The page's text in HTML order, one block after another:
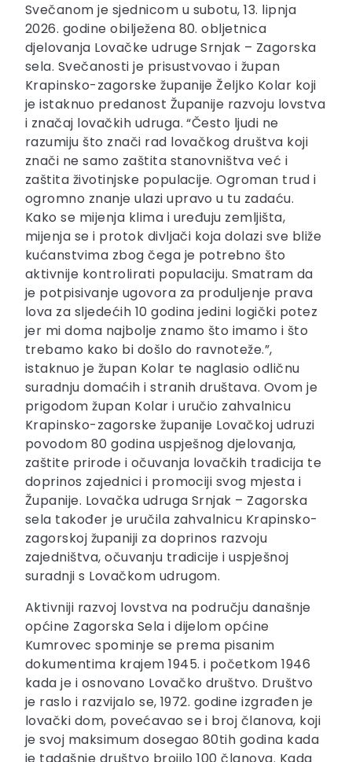
Svečanom je sjednicom u subotu, 13. lipnja
2026. godine obilježena 80. obljetnica
djelovanja Lovačke udruge Srnjak – Zagorska
sela. Svečanosti je prisustvovao i župan
Krapinsko-zagorske županije Željko Kolar koji
je istaknuo predanost Županije razvoju lovstva
i značaj lovačkih udruga. “Često ljudi ne
razumiju što znači rad lovačkog društva koji
znači ne samo zaštita stanovništva već i
zaštita životinjske populacije. Ogroman trud i
ogromno znanje ulazi upravo u tu zadaću.
Kako se mijenja klima i uređuju zemljišta,
mijenja se i protok divljači koja dolazi sve bliže
kućanstvima zbog čega je potrebno što
aktivnije kontrolirati populaciju. Smatram da
je potpisivanje ugovora za produljenje prava
lova za sljedećih 10 godina jedini logički potez
jer mi doma najbolje znamo što imamo i što
trebamo kako bi došlo do ravnoteže.”,
istaknuo je župan Kolar te naglasio odličnu
suradnju domaćih i stranih društava. Ovom je
prigodom župan Kolar i uručio zahvalnicu
Krapinsko-zagorske županije Lovačkoj udruzi
povodom 80 godina uspješnog djelovanja,
zaštite prirode i očuvanja lovačkih tradicija te
doprinos zajednici i promociji svog mjesta i
Županije. Lovačka udruga Srnjak – Zagorska
sela također je uručila zahvalnicu Krapinsko-
zagorskoj županiji za doprinos razvoju
zajedništva, očuvanju tradicije i uspješnoj
suradnji s Lovačkom udrugom.
Aktivniji razvoj lovstva na području današnje
općine Zagorska Sela i dijelom općine
Kumrovec spominje se prema pisanim
dokumentima krajem 1945. i početkom 1946
kada je i osnovano Lovačko društvo. Društvo
je raslo i razvijalo se, 1972. godine izgrađen je
lovački dom, povećavao se i broj članova, koji
je svoj maksimum dosegao 80tih godina kada